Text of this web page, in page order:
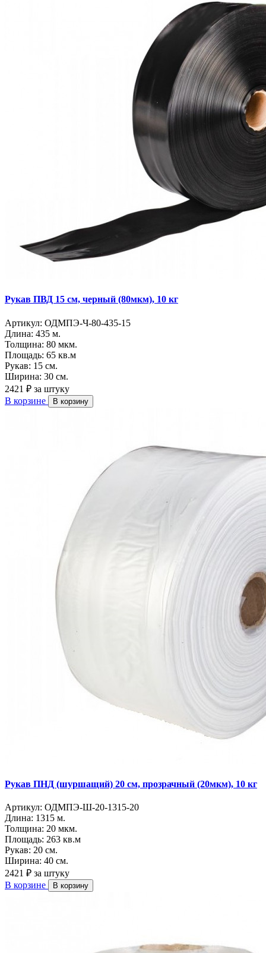
Рукав ПВД 15 см, черный (80мкм), 10 кг
Артикул: ОДМПЭ-Ч-80-435-15
Длина: 435 м.
Толщина: 80 мкм.
Площадь: 65 кв.м
Рукав: 15 см.
Ширина: 30 см.
2421 ₽ за штуку
В корзине
В корзину
Рукав ПНД (шуршащий) 20 см, прозрачный (20мкм), 10 кг
Артикул: ОДМПЭ-Ш-20-1315-20
Длина: 1315 м.
Толщина: 20 мкм.
Площадь: 263 кв.м
Рукав: 20 см.
Ширина: 40 см.
2421 ₽ за штуку
В корзине
В корзину